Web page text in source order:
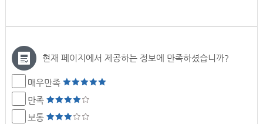
현재 페이지에서 제공하는 정보에 만족하셨습니까?
매우만족
만족
보통